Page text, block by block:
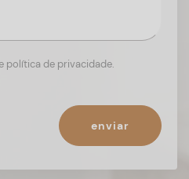
política de privacidade.
enviar